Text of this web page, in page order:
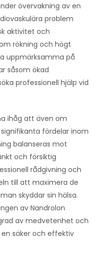
övervakning av en
problem
aktivitet och
rökning och högt
uppmärksamma på
såsom ökad
professionell hjälp vid
ihåg att även om
fördelar inom
balanseras mot
och försiktig
rådgivning och
till att maximera de
skyddar sin hälsa.
av Nandrolon
av medvetenhet och
säker och effektiv